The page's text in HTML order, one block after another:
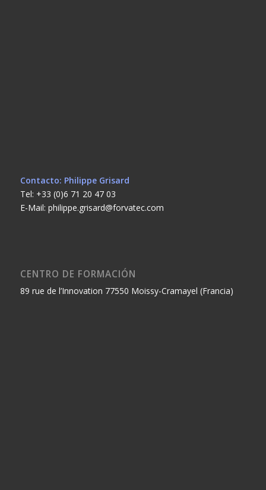
Contacto: Philippe Grisard
Tel: +33 (0)6 71 20 47 03
E-Mail: philippe.grisard@forvatec.com
CENTRO DE FORMACIÓN
89 rue de l’Innovation 77550 Moissy-Cramayel (Francia)